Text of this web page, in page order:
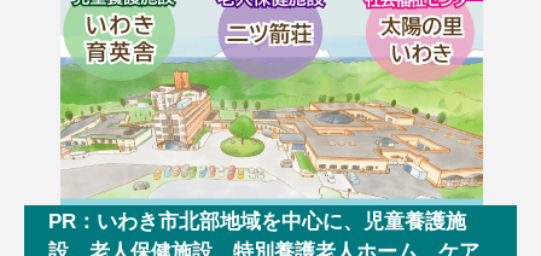
PR：いわき市北部地域を中心に、児童養護施
設、老人保健施設、特別養護老人ホーム、ケア